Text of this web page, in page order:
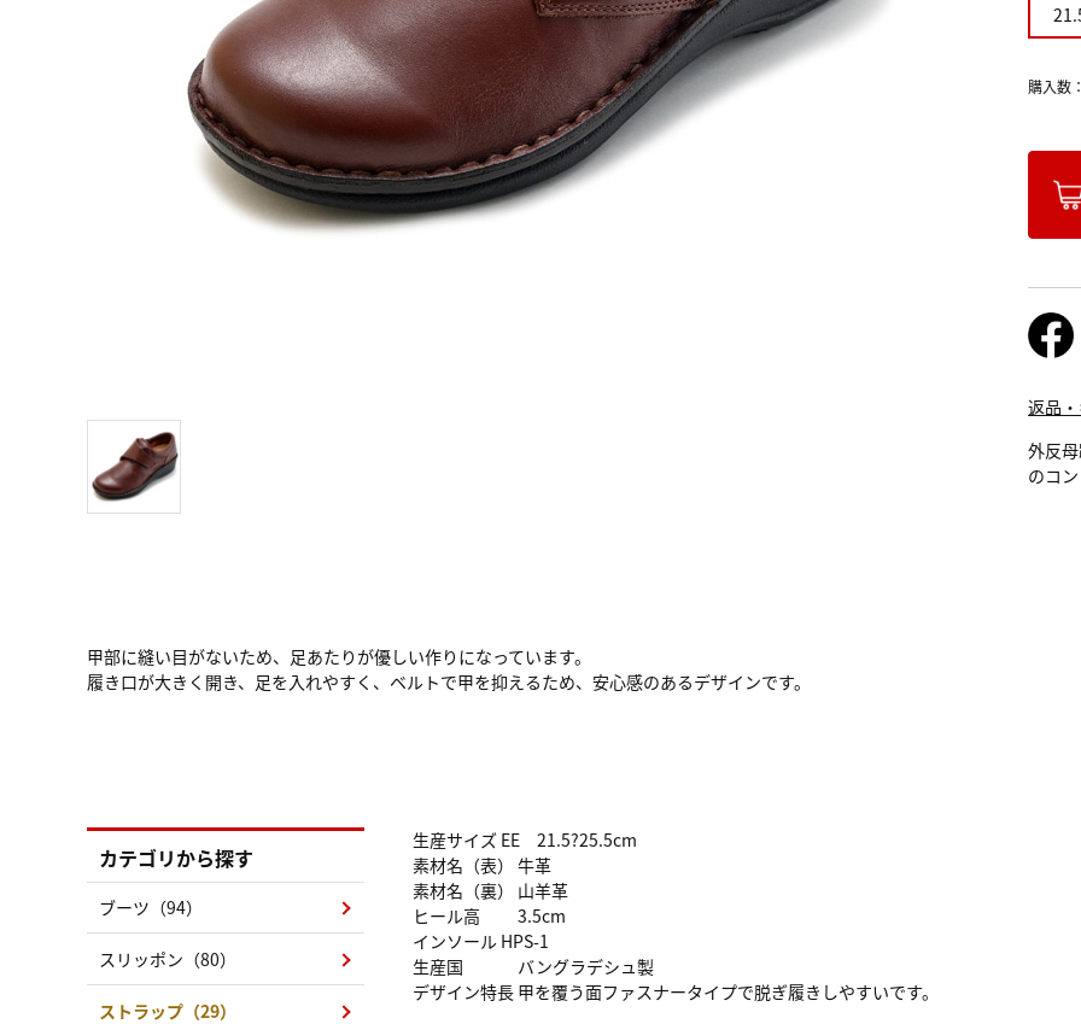
購入数
返品
外反
のコ
甲部に縫い目がないため、足あたりが優しい作りになっています。
履き口が大きく開き、足を入れやすく、ベルトで甲を抑えるため、安心感のあるデザインです。
生産サイズ EE 21.5?25.5cm
素材名（表） 牛革
素材名（裏） 山羊革
ヒール高 3.5cm
インソール HPS-1
生産国 バングラデシュ製
デザイン特長 甲を覆う面ファスナータイプで脱ぎ履きしやすいです。
カテゴリから探す
ブーツ（94）
スリッポン（80）
ストラップ（29）